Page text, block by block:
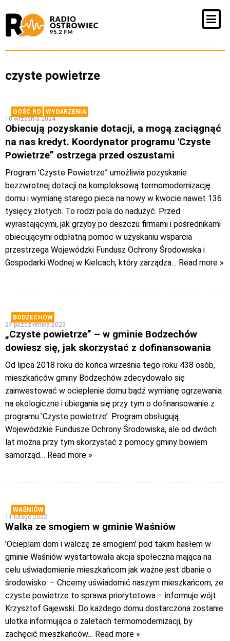
czyste powietrze
GOŚĆ RO
WYDARZENIA
10 września 2024
Obiecują pozyskanie dotacji, a mogą zaciągnąć
na nas kredyt. Koordynator programu 'Czyste
Powietrze” ostrzega przed oszustami
Program 'Czyste Powietrze” umożliwia pozyskanie
bezzwrotnej dotacji na kompleksową termomodernizację
domu i wymianę starego pieca na nowy w kwocie nawet 136
tysięcy złotych. To rodzi pola do nadużyć. Przed
wyrastającymi, jak grzyby po deszczu firmami i pośrednikami
obiecującymi odpłatną pomoc w uzyskaniu wsparcia
przestrzega Wojewódzki Fundusz Ochrony Środowiska i
Gospodarki Wodnej w Kielcach, który zarządza… Read more »
BODZECHÓW
27 października 2023
„Czyste powietrze” – w gminie Bodzechów
dowiesz się, jak skorzystać z dofinansowania
Od lipca 2018 roku do końca września tego roku 438 osób,
mieszkańców gminy Bodzechów zdecydowało się
zainwestować w ocieplenie domu bądź wymianę ogrzewania
na ekologiczne i ubiegania się przy tym o dofinansowanie z
programu 'Czyste powietrze’. Program obsługują
Wojewódzkie Fundusze Ochrony Środowiska, ale od dwóch
lat można przy tym skorzystać z pomocy gminy bowiem
samorząd… Read more »
WAŚNIÓW
11 lutego 2022
Walka ze smogiem w gminie Waśniów
’Ocieplam dom i walczę ze smogiem’ pod takim hasłem w
gminie Waśniów wystartowała akcja społeczna mająca na
celu uświadomienie mieszkańcom jak ważne jest dbanie o
środowisko. – Chcemy uświadomić naszym mieszkańcom, że
czyste powietrze to sprawa priorytetowa – informuje wójt
Krzysztof Gajewski. Do każdego domu dostarczona zostanie
ulotka informująca o zaletach termomodernizacji, by
zachęcić mieszkańców… Read more »